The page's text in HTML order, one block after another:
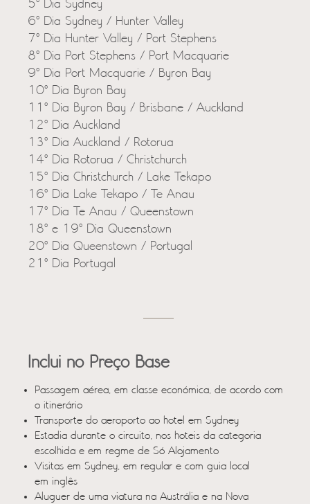
5º Dia Sydney
6º Dia Sydney / Hunter Valley
7º Dia Hunter Valley / Port Stephens
8º Dia Port Stephens / Port Macquarie
9º Dia Port Macquarie / Byron Bay
10º Dia Byron Bay
11º Dia Byron Bay / Brisbane / Auckland
12º Dia Auckland
13º Dia Auckland / Rotorua
14º Dia Rotorua / Christchurch
15º Dia Christchurch / Lake Tekapo
16º Dia Lake Tekapo / Te Anau
17º Dia Te Anau / Queenstown
18º e 19º Dia Queenstown
20º Dia Queenstown / Portugal
21º Dia Portugal
Inclui no Preço Base
Passagem aérea, em classe económica, de acordo com
o itinerário
Transporte do aeroporto ao hotel em Sydney
Estadia durante o circuito, nos hoteis da categoria
escolhida e em regme de Só Alojamento
Visitas em Sydney, em regular e com guia local
em inglês
Aluguer de uma viatura na Austrália e na Nova